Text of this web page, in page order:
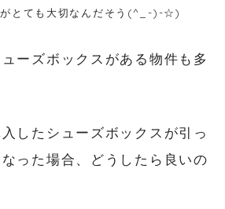
がとても大切なんだそう(^_-)-☆)
ーズボックスがある物件も多
したシューズボックスが引っ
った場合、どうしたら良いの